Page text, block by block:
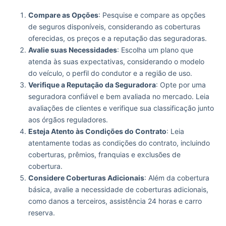
Compare as Opções: Pesquise e compare as opções
de seguros disponíveis, considerando as coberturas
oferecidas, os preços e a reputação das seguradoras.
Avalie suas Necessidades: Escolha um plano que
atenda às suas expectativas, considerando o modelo
do veículo, o perfil do condutor e a região de uso.
Verifique a Reputação da Seguradora: Opte por uma
seguradora confiável e bem avaliada no mercado. Leia
avaliações de clientes e verifique sua classificação junto
aos órgãos reguladores.
Esteja Atento às Condições do Contrato: Leia
atentamente todas as condições do contrato, incluindo
coberturas, prêmios, franquias e exclusões de
cobertura.
Considere Coberturas Adicionais: Além da cobertura
básica, avalie a necessidade de coberturas adicionais,
como danos a terceiros, assistência 24 horas e carro
reserva.